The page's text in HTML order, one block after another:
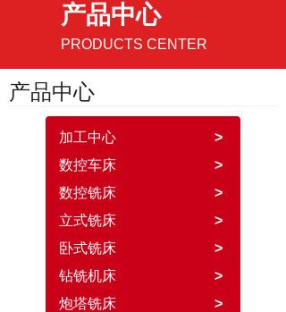
产品中心
PRODUCTS CENTER
产品中心
加工中心
>
数控车床
>
数控铣床
>
立式铣床
>
卧式铣床
>
钻铣机床
>
炮塔铣床
>